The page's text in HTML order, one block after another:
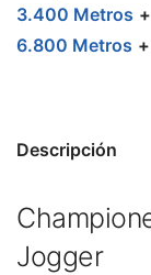
3.400 Metros
6.800 Metros
Descripción
Jogger